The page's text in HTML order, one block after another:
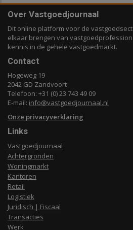
Over Vastgoedjournaal
Dit online platform voor de
elkaar brengen van
kennis in de gehele vastgoedmarkt.
Contact
Hogeweg 19
2042 GD Zandvoort
Telefoon: +31 (0) 23 743 49 09
E-mail: info@vastgoedjournaal.nl
Onze privacyverklaring
Links
Vastgoedjournaal
Achtergronden
Woningmarkt
Kantoren
Retail
Logistiek
Juridisch | Fiscaal
Transacties
Werk